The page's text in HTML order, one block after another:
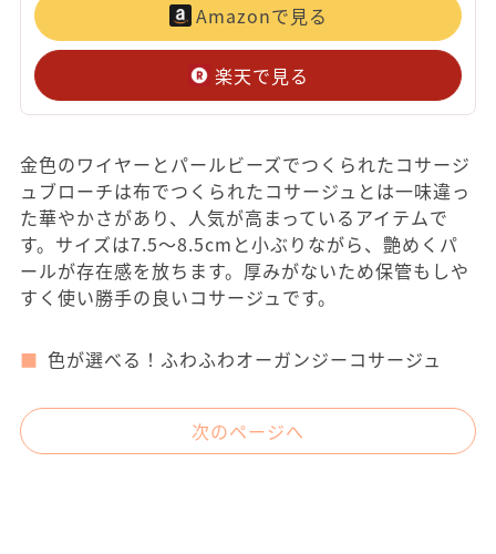
Amazonで見る
楽天で見る
金色のワイヤーとパールビーズでつくられたコサージ
ュブローチは布でつくられたコサージュとは一味違っ
た華やかさがあり、人気が高まっているアイテムで
す。サイズは7.5～8.5cmと小ぶりながら、艶めくパ
ールが存在感を放ちます。厚みがないため保管もしや
すく使い勝手の良いコサージュです。
色が選べる！ふわふわオーガンジーコサージュ
次のページへ